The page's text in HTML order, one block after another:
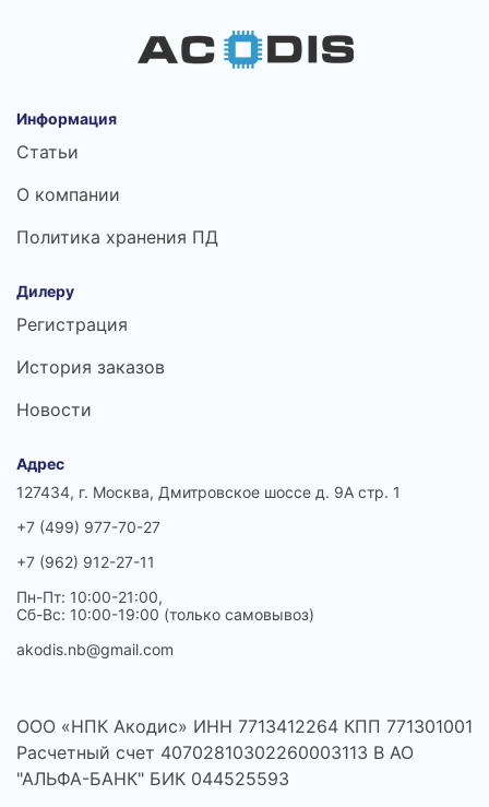
Информация
Статьи
О компании
Политика хранения ПД
Дилеру
Регистрация
История заказов
Новости
Адрес
127434, г. Москва, Дмитровское шоссе д. 9А стр. 1
+7 (499) 977-70-27
+7 (962) 912-27-11
Пн-Пт: 10:00-21:00,
Сб-Вс: 10:00-19:00 (только самовывоз)
akodis.nb@gmail.com
ООО «НПК Акодис» ИНН 7713412264 КПП 771301001
Расчетный счет 40702810302260003113 В АО
"АЛЬФА-БАНК" БИК 044525593